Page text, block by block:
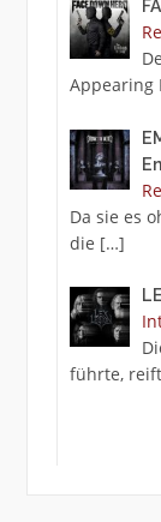
Appearing
Da sie es
die […]
führte,